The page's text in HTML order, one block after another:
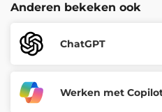
Anderen bekeken ook
ChatGPT
Werken met